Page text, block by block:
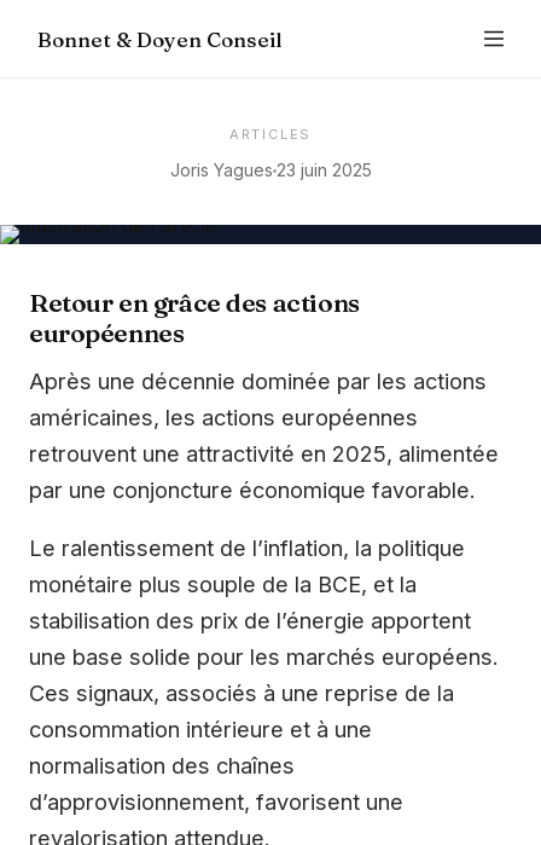
Bonnet & Doyen Conseil
ARTICLES
Joris Yagues 23 juin 2025
Retour en grâce des actions
européennes
Après une décennie dominée par les actions
américaines, les actions européennes
retrouvent une attractivité en 2025, alimentée
par une conjoncture économique favorable.
Le ralentissement de l’inflation, la politique
monétaire plus souple de la BCE, et la
stabilisation des prix de l’énergie apportent
une base solide pour les marchés européens.
Ces signaux, associés à une reprise de la
consommation intérieure et à une
normalisation des chaînes
d’approvisionnement, favorisent une
revalorisation attendue.